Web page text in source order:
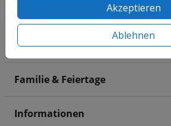
Akzeptieren
Ablehnen
Hochzeit
Familie & Feiertage
Informationen